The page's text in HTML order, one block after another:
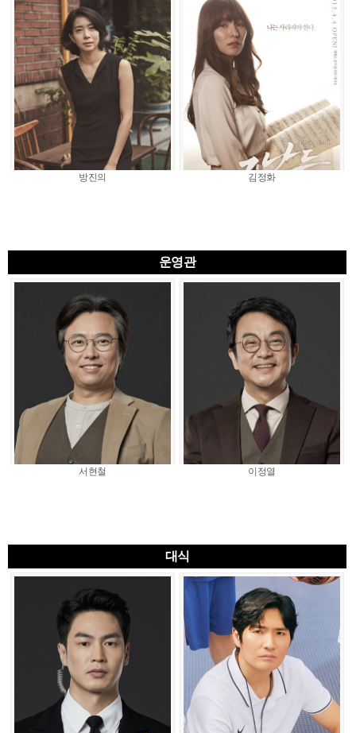
방진의 김정화
운영관
서현철 이정열
대식